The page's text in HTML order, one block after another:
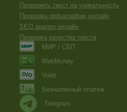
Проверить текст на уникальность
Проверка орфографии онлайн
SEO анализ онлайн
Проверка качества текста
МИР / СБП
WebMoney
Volet
Безналичный платеж
Telegram